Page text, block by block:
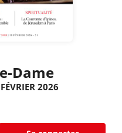
Dame
2026